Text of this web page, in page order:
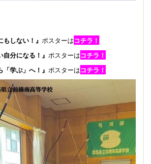
しない！』 ポスターはコチラ！
分になる！』 ポスターはコチラ！
学ぶ」へ！』 ポスターはコチラ！